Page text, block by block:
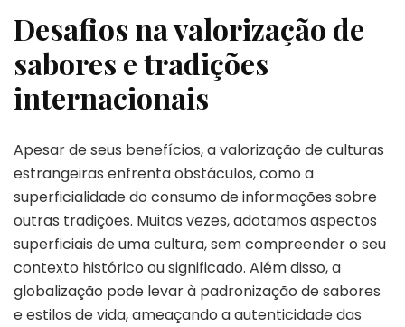
Desafios na valorização de
sabores e tradições
internacionais
Apesar de seus benefícios, a valorização de culturas
estrangeiras enfrenta obstáculos, como a
superficialidade do consumo de informações sobre
outras tradições. Muitas vezes, adotamos aspectos
superficiais de uma cultura, sem compreender o seu
contexto histórico ou significado. Além disso, a
globalização pode levar à padronização de sabores
e estilos de vida, ameaçando a autenticidade das